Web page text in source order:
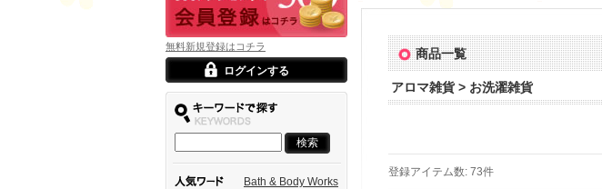
無料新規登録はコチラ
ログインする
Bath & Body Works
商品一覧
アロマ雑貨 > お洗濯雑貨
登録アイテム数: 73件